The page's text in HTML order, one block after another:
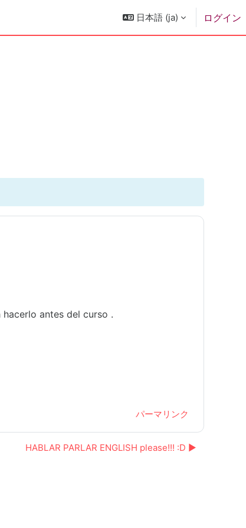
日本語 ‎(ja)‎ ログイン
antes del curso .
パーマリンク
HABLAR PARLAR ENGLISH please!!! :D ▶︎